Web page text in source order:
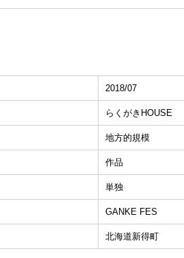
2018/07
らくがきHOUSE
地方的規模
作品
単独
GANKE FES
北海道新得町